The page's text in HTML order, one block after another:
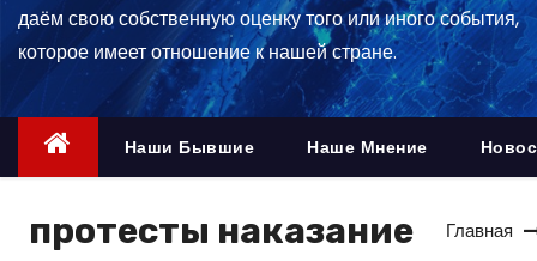
ж
даём свою собственную оценку того или иного события,
которое имеет отношение к нашей стране.
Наши Бывшие Наше Мнение
протесты наказание Главная